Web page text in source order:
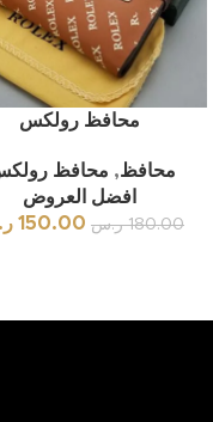
محافظ رولكس
محافظ, محافظ
افضل العروض
180.00 ر.س 150.00